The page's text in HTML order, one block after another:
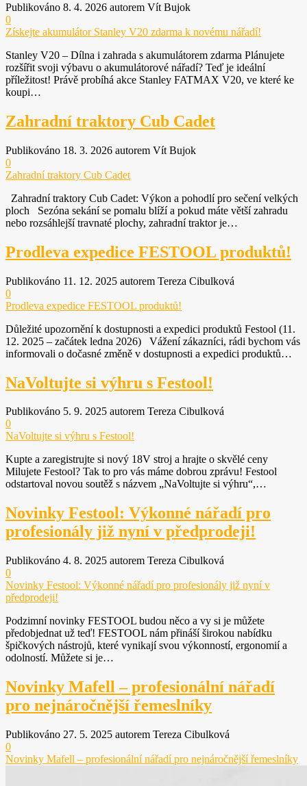
Publikováno 8. 4. 2026 autorem Vít Bujok
0
Získejte akumulátor Stanley V20 zdarma k novému nářadí!
Stanley V20 – Dílna i zahrada s akumulátorem zdarma Plánujete
rozšířit svoji výbavu o akumulátorové nářadí? Teď je ideální
příležitost! Právě probíhá akce Stanley FATMAX V20, ve které ke
koupi…
Zahradní traktory Cub Cadet
Publikováno 18. 3. 2026 autorem Vít Bujok
0
Zahradní traktory Cub Cadet
Zahradní traktory Cub Cadet: Výkon a pohodlí pro sečení velkých
ploch Sezóna sekání se pomalu blíží a pokud máte větší zahradu
nebo rozsáhlejší travnaté plochy, zahradní traktor je…
Prodleva expedice FESTOOL produktů!
Publikováno 11. 12. 2025 autorem Tereza Cibulková
0
Prodleva expedice FESTOOL produktů!
Důležité upozornění k dostupnosti a expedici produktů Festool (11.
12. 2025 – začátek ledna 2026) Vážení zákazníci, rádi bychom vás
informovali o dočasné změně v dostupnosti a expedici produktů…
NaVoltujte si výhru s Festool!
Publikováno 5. 9. 2025 autorem Tereza Cibulková
0
NaVoltujte si výhru s Festool!
Kupte a zaregistrujte si nový 18V stroj a hrajte o skvělé ceny
Milujete Festool? Tak to pro vás máme dobrou zprávu! Festool
odstartoval novou soutěž s názvem „NaVoltujte si výhru“,…
Novinky Festool: Výkonné nářadí pro
profesionály již nyní v předprodeji!
Publikováno 4. 8. 2025 autorem Tereza Cibulková
0
Novinky Festool: Výkonné nářadí pro profesionály již nyní v
předprodeji!
Podzimní novinky FESTOOL budou něco a vy si je můžete
předobjednat už teď! FESTOOL nám přináší širokou nabídku
špičkových nástrojů, které vynikají svou výkonností, ergonomií a
odolností. Můžete si je…
Novinky Mafell – profesionální nářadí
pro nejnáročnější řemeslníky
Publikováno 27. 5. 2025 autorem Tereza Cibulková
0
Novinky Mafell – profesionální nářadí pro nejnáročnější řemeslníky
Marketing
Sdílením svých
zájmů a chování
při návštěvě
našich stránek
zvyšujete šanci na
personalizovaného